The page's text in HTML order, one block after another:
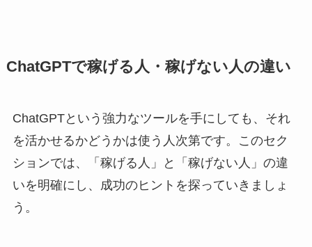
ChatGPTで稼げる人・稼げない人の違い
ChatGPTという強力なツールを手にしても、それ
を活かせるかどうかは使う人次第です。このセク
ションでは、「稼げる人」と「稼げない人」の違
いを明確にし、成功のヒントを探っていきましょ
う。